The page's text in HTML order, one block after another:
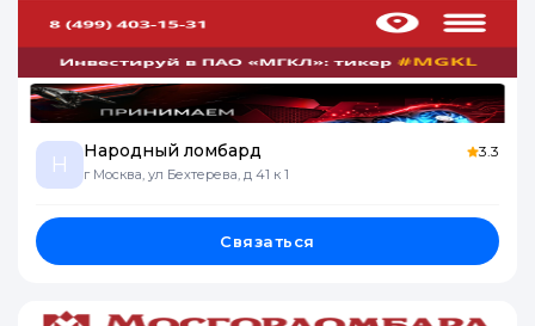
Н
Народный ломбард
г Москва, ул Бехтерева, д 41 к 1
3.3
Связаться